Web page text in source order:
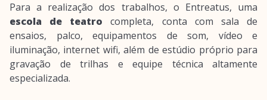
Para a realização dos trabalhos, o Entreatus, uma
escola de teatro completa, conta com sala de
ensaios, palco, equipamentos de som, vídeo e
iluminação, internet wifi, além de estúdio próprio para
gravação de trilhas e equipe técnica altamente
especializada.